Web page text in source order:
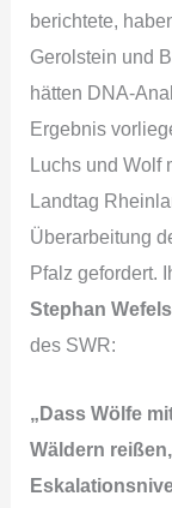
berichtete,
Gerolstein und
hätten DNA-
Ergebnis
Luchs und Wolf
Landtag
Überarbeitung
Pfalz gefordert.
Stephan
des SWR:
„Dass Wölfe
Wäldern